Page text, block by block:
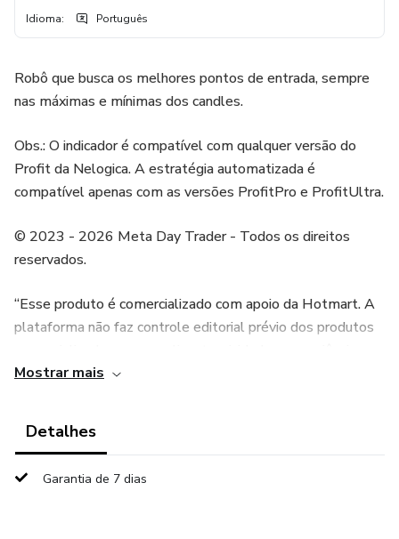
Idioma: Português
Robô que busca os melhores pontos de entrada, sempre
nas máximas e mínimas dos candles.
Obs.: O indicador é compatível com qualquer versão do
Profit da Nelogica. A estratégia automatizada é
compatível apenas com as versões ProfitPro e ProfitUltra.
© 2023 - 2026 Meta Day Trader - Todos os direitos
reservados.
“Esse produto é comercializado com apoio da Hotmart. A
plataforma não faz controle editorial prévio dos produtos
daqueles que os produzem. A existência de um produto e
resultado, em qualquer hipótese. Ao adquiri-lo, o
termos e políticas da Hotmart podem ser acessados aqui,
Mostrar mais
Detalhes
Garantia de 7 dias